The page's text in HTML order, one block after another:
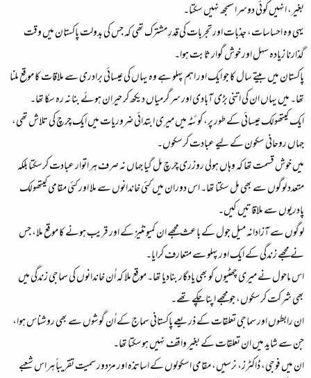
بغیر، انہیں کوئی دوسرا سمجھ نہیں سکتا۔​
یہی وہ احساسات، جذبات اور تجربات کی قدرِ مشترک تھی کہ جس کی بدولت پاکستان میں وقت
گذارنا زیادہ سہل اور خوش گوار ثابت ہوا۔​
پاکستان میں بیتے سال کا جو ایک اور اہم پہلو ہے وہ یہاں کی عیسائی برادری سے ملاقات کا موقع ملنا
تھا۔ میں یہاں ان کی اتنی بڑی آبادی اور سرگرمیاں دیکھ کر حیران ہوئے بنا نہ رہ سکا تھا۔​
ایک کیتھولک عیسائی کے طور پر، کوئٹہ میں میری ابتدائی ضروریات میں ایک چرچ کی تلاش تھی،
جہاں روحانی سکون کے لیے عبادت کرسکوں۔​
میں خوش قسمت تھا کہ وہاں ہولی روزری چرچ مل گیا جہاں نہ صرف ہر اتوار عبادت کرسکتا بلکہ
متعدد لوگوں سے بھی مل سکتا تھا۔ اس دوران میں کئی خاندانوں سے ملا اور کئی مقامی کیتھولک
پادریوں سے ملاقاتیں کیں۔​
لوگوں سے آزادانہ میل جول کے باعث مجھے ان کمیونٹیز کے اور قریب ہونے کا موقع ملا، جس
نے مجھے زندگی کے ایک اور پہلو سے متعارف کرایا۔​
اس ماحول نے میری چھٹیوں کو بھی یادگار بنادیا تھا۔ موقع ملا کہ اُن خاندانوں کی سماجی زندگی میں
بھی شرکت کرسکوں، جو مجھے اپنا چکے تھے۔​
ان رابطوں اور سماجی تعلقات کے ذریعے پاکستانی سماج کے اُن گوشوں سے بھی روشناس ہوا،
جن سے شاید میں ان تعلقات کے بغیر واقف نہیں ہوسکتا تھا۔​
ان میں فوجی، ڈاکٹرز، نرسیں، مقامی اسکولوں کے اساتذہ اور مزدور سمیت تقریباً ہر اس شعبے